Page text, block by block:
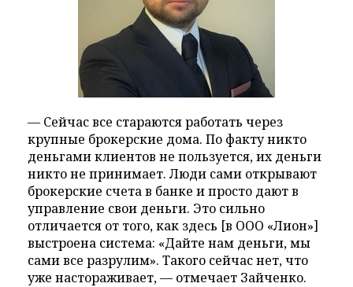
— Сейчас все стараются работать через
крупные брокерские дома. По факту никто
деньгами клиентов не пользуется, их деньги
никто не принимает. Люди сами открывают
брокерские счета в банке и просто дают в
управление свои деньги. Это сильно
отличается от того, как здесь [в ООО «Лион»]
выстроена система: «Дайте нам деньги, мы
сами все разрулим». Такого сейчас нет, что
уже настораживает, — отмечает Зайченко.